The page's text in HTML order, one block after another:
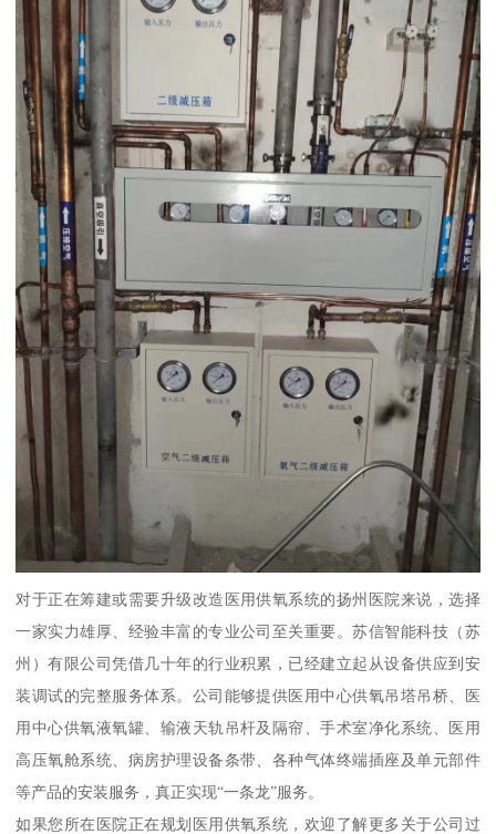
对于正在筹建或需要升级改造医用供氧系统的扬州医院来说，选择
一家实力雄厚、经验丰富的专业公司至关重要。苏信智能科技（苏
州）有限公司凭借几十年的行业积累，已经建立起从设备供应到安
装调试的完整服务体系。公司能够提供医用中心供氧吊塔吊桥、医
用中心供氧液氧罐、输液天轨吊杆及隔帘、手术室净化系统、医用
高压氧舱系统、病房护理设备条带、各种气体终端插座及单元部件
等产品的安装服务，真正实现“一条龙”服务。
如果您所在医院正在规划医用供氧系统，欢迎了解更多关于公司过